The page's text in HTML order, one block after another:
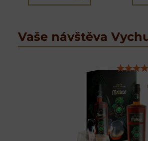
Vaše návštěva